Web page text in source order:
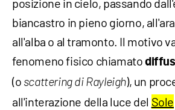
posizione in cielo, passando
biancastro in pieno giorno,
all'alba o al tramonto. Il motivo
fenomeno fisico chiamato
(o scattering di Rayleigh), un
all'interazione della luce del Sole